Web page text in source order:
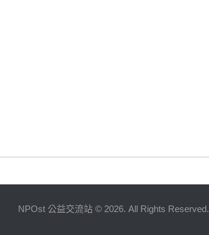
NPOst 公益交流站 © 2026. All Rights Reserved.